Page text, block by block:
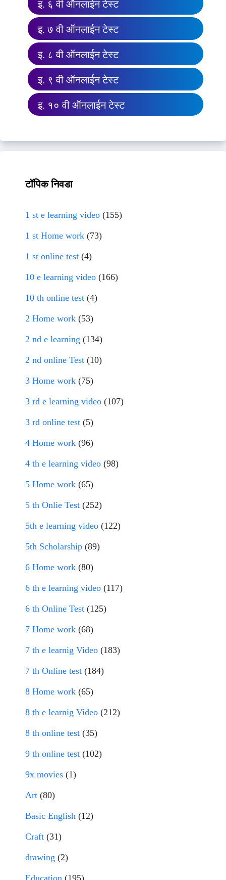
इ. ६ वी ऑनलाईन टेस्ट
इ. ७ वी ऑनलाईन टेस्ट
इ. ८ वी ऑनलाईन टेस्ट
इ. ९ वी ऑनलाईन टेस्ट
इ. १० वी ऑनलाईन टेस्ट
टॉपिक निवडा
1 st e learning video (155)
1 st Home work (73)
1 st online test (4)
10 e learning video (166)
10 th online test (4)
2 Home work (53)
2 nd e learning (134)
2 nd online Test (10)
3 Home work (75)
3 rd e learning video (107)
3 rd online test (5)
4 Home work (96)
4 th e learning video (98)
5 Home work (65)
5 th Onlie Test (252)
5th e learning video (122)
5th Scholarship (89)
6 Home work (80)
6 th e learning video (117)
6 th Online Test (125)
7 Home work (68)
7 th e learnig Video (183)
7 th Online test (184)
8 Home work (65)
8 th e learnig Video (212)
8 th online test (35)
9 th online test (102)
9x movies (1)
Art (80)
Basic English (12)
Craft (31)
drawing (2)